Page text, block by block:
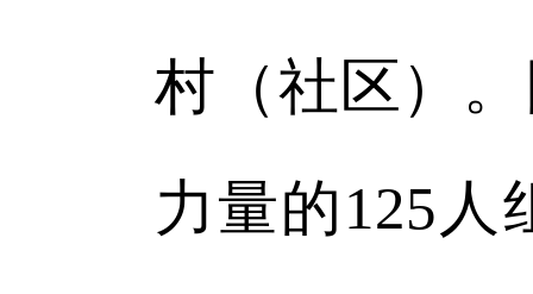
村（社区）
力量的125